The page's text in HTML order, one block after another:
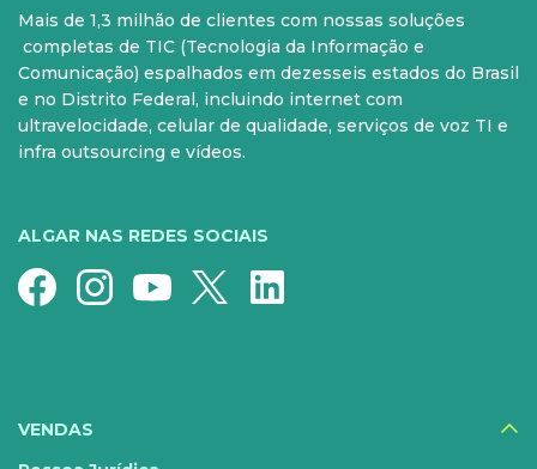
PARA SUA CASA
Internet Fibra
Fixo
Super Wi-Fi
CELULAR
Controle e Pós
Aparelhos
DIGITAIS
Mais de 1,3 milhão de clientes com nossas soluções
completas de TIC (Tecnologia da Informação e
Comunicação) espalhados em dezesseis estados do Brasil
e no Distrito Federal, incluindo internet com
ultravelocidade, celular de qualidade, serviços de voz TI e
infra outsourcing e vídeos.
ALGAR NAS REDES SOCIAIS
VENDAS